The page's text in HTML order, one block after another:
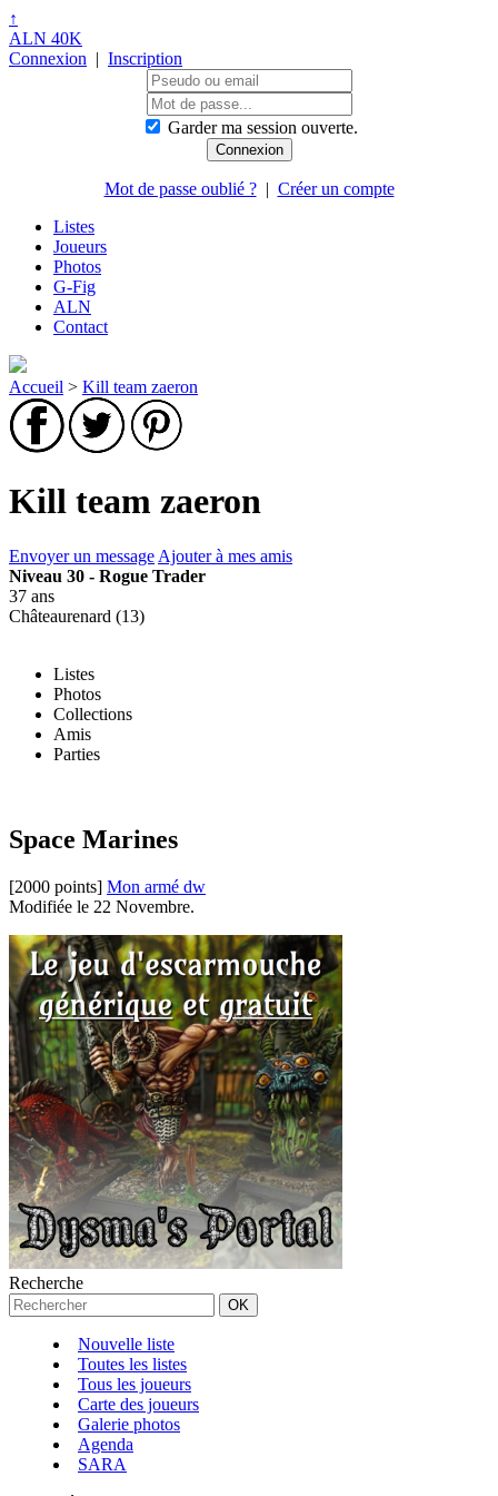
↑
ALN 40K
Connexion | Inscription
Garder ma session ouverte.
Mot de passe oublié ?| Créer un compte
Listes
Joueurs
Photos
G-Fig
ALN
Contact
Accueil > Kill team zaeron
Kill team zaeron
Envoyer un message Ajouter à mes amis
Niveau 30 - Rogue Trader
37 ans
Châteaurenard (13)
Listes
Photos
Collections
Amis
Parties
Space Marines
[2000 points] Mon armé dw
Modifiée le 22 Novembre.
Recherche
Nouvelle liste
Toutes les listes
Tous les joueurs
Carte des joueurs
Galerie photos
Agenda
SARA